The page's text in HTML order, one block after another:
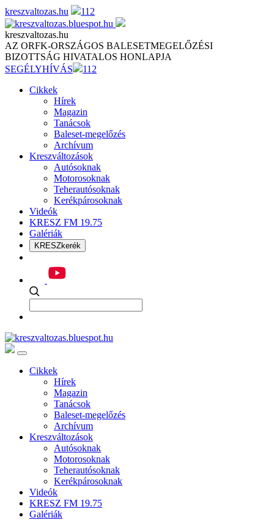
Skip
to
content
kreszvaltozas.hu 112
kreszvaltozas.hu
AZ ORFK-ORSZÁGOS BALESETMEGELŐZÉSI
BIZOTTSÁG HIVATALOS HONLAPJA
SEGÉLYHÍVÁS
112
Cikkek
Hírek
Magazin
Tanácsok
Baleset-megelőzés
Archívum
Kreszváltozások
Autósoknak
Motorosoknak
Teherautósoknak
Kerékpárosoknak
Videók
KRESZ FM 19.75
Galériák
KRESZkerék
Cikkek
Hírek
Magazin
Tanácsok
Baleset-megelőzés
Archívum
Kreszváltozások
Autósoknak
Motorosoknak
Teherautósoknak
Kerékpárosoknak
Videók
KRESZ FM 19.75
Galériák